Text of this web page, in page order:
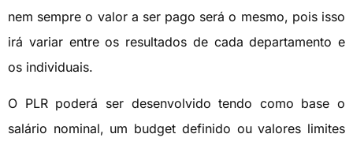
nem sempre o valor a ser pago será o mesmo, pois isso
irá variar entre os resultados de cada departamento e
os individuais.
O PLR poderá ser desenvolvido tendo como base o
salário nominal, um budget definido ou valores limites